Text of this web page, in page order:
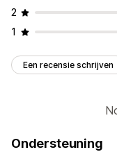
2
1
Een recensie schrijven
Ondersteuning